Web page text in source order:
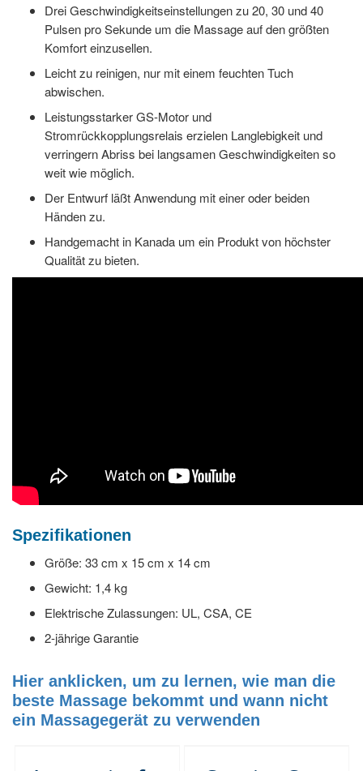
Drei Geschwindigkeitseinstellungen zu 20, 30 und 40
Pulsen pro Sekunde um die Massage auf den größten
Komfort einzusellen.
Leicht zu reinigen, nur mit einem feuchten Tuch
abwischen.
Leistungsstarker GS-Motor und
Stromrückkopplungsrelais erzielen Langlebigkeit und
verringern Abriss bei langsamen Geschwindigkeiten so
weit wie möglich.
Der Entwurf läßt Anwendung mit einer oder beiden
Händen zu.
Handgemacht in Kanada um ein Produkt von höchster
Qualität zu bieten.
Spezifikationen
Größe: 33 cm x 15 cm x 14 cm
Gewicht: 1,4 kg
Elektrische Zulassungen: UL, CSA, CE
2-jährige Garantie
Hier anklicken, um zu lernen, wie man die
beste Massage bekommt und wann nicht
ein Massagegerät zu verwenden